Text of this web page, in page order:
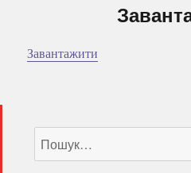
Завантажити
за
запитом: